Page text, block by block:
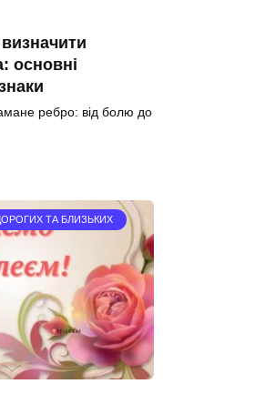
основні
ребро: від болю до
ТА БЛИЗЬКИХ